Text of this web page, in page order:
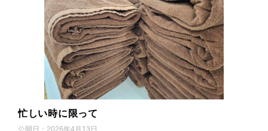
忙しい時に限って
公開日： 2026年4月13日